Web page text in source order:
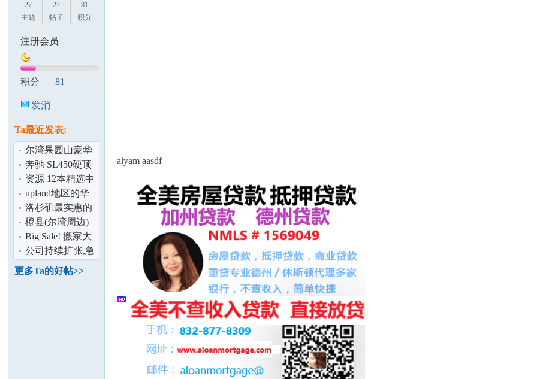
27
主题
27
帖子
81
积分
注册会员
积分 81
发消
Ta最近发表:
尔湾果园山豪华
警卫社区/团队独
家
奔驰 SL450硬顶
敞篷便宜出租
资源 12本精选中
文绘本免费送给
你
upland地区的华
人课后补习班
洛杉矶最实惠的
汽车保险！
橙县(尔湾周边)
精致美屋上市,2
房2浴
Big Sale! 搬家大
拍卖! 物品状态
非常良好
公司持续扩张,急
需资金注入,扩大
生意规模,
更多Ta的好帖>>
aiyam aasdf